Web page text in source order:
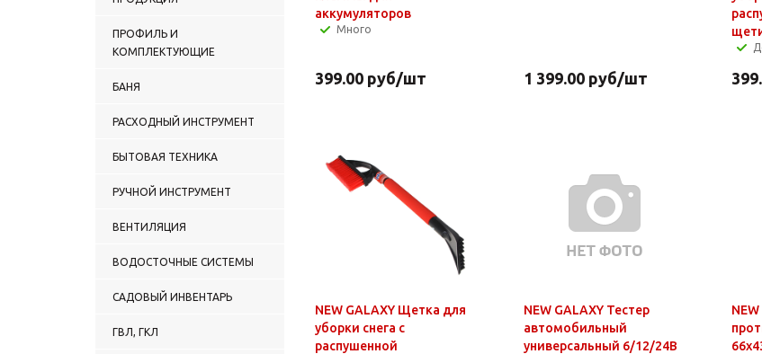
ПРОФИЛЬ И
КОМПЛЕКТУЮЩИЕ
БАНЯ
РАСХОДНЫЙ ИНСТРУМЕНТ
БЫТОВАЯ ТЕХНИКА
РУЧНОЙ ИНСТРУМЕНТ
ВЕНТИЛЯЦИЯ
ВОДОСТОЧНЫЕ СИСТЕМЫ
САДОВЫЙ ИНВЕНТАРЬ
ГВЛ, ГКЛ
аккумуляторов
Много
399.00 руб/шт 1 399.00руб/шт
NEW GALAXY Щетка для
уборки снега с
распушенной
NEW GALAXY Тестер
автомобильный
универсальный 6/12/24В